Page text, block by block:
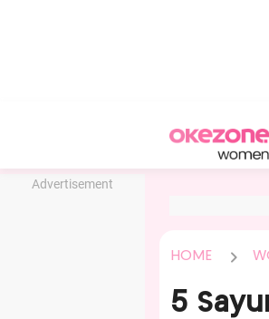
Advertisement
HOME
5